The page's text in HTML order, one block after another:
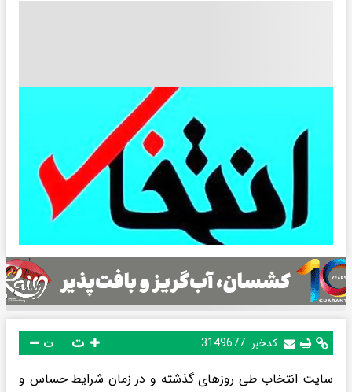
کدخبر: 3149677 ت
سایت انتخاب طی روز‌های گذشته و در زمان شرایط حساس و